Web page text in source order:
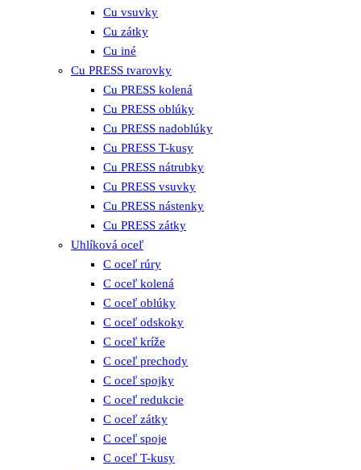
Cu vsuvky
Cu zátky
Cu iné
Cu PRESS tvarovky
Cu PRESS kolená
Cu PRESS oblúky
Cu PRESS nadoblúky
Cu PRESS T-kusy
Cu PRESS nátrubky
Cu PRESS vsuvky
Cu PRESS nástenky
Cu PRESS zátky
Uhlíková oceľ
C oceľ rúry
C oceľ kolená
C oceľ oblúky
C oceľ odskoky
C oceľ kríže
C oceľ prechody
C oceľ spojky
C oceľ redukcie
C oceľ zátky
C oceľ spoje
C oceľ T-kusy